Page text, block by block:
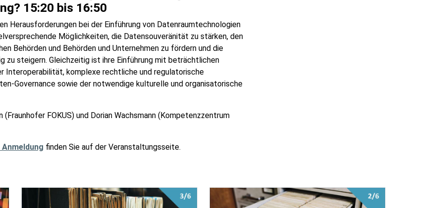
15:20 bis 16:50
Herausforderungen bei der Einführung von Datenraumtechnologien
Möglichkeiten, die Datensouveränität zu stärken, den
Behörden und Behörden und Unternehmen zu fördern und die
steigern. Gleichzeitig ist ihre Einführung mit beträchtlichen
Interoperabilität, komplexe rechtliche und regulatorische
Governance sowie der notwendige kulturelle und organisatorische
FOKUS) und Dorian Wachsmann (Kompetenzzentrum
finden Sie auf der Veranstaltungsseite.